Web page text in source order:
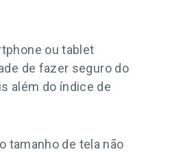
ou tablet
de fazer seguro do
além do índice de
tamanho de tela não